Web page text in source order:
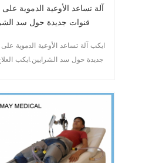
قنوات جديدة حول سد
ايكب آلة تساعد الأوعية الدموية
جديدة حول سد الشرايين.ايكب
أكثر من 10 عاما الخبرات في ايكب
في ايكب.10